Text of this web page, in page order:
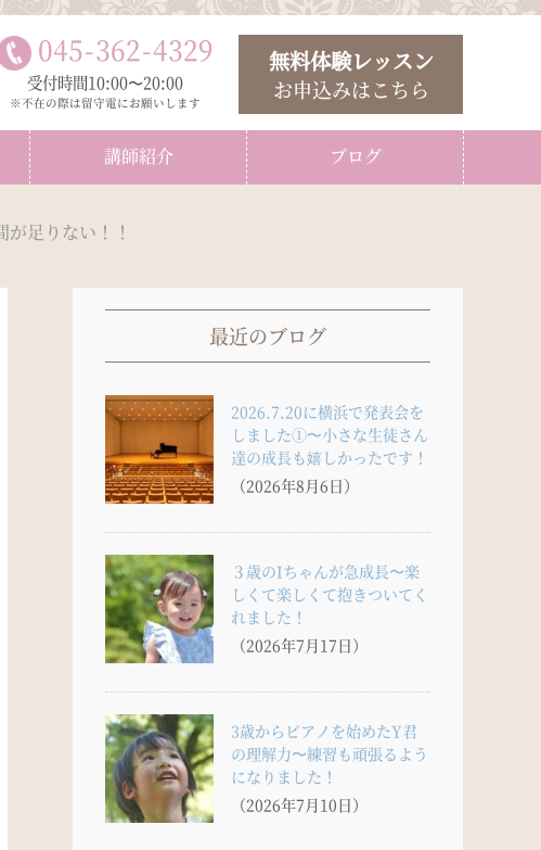
045-362-4329
受付時間10:00〜20:00
※不在の際は留守電にお願いします
無料体験レッスン
お申込みはこちら
講師紹介 ブログ
足りない！！
最近のブログ
2026.7.20に横浜で発表会を
しました①〜小さな生徒さん
達の成長も嬉しかったです！
（2026年8月6日）
３歳のIちゃんが急成長〜楽
しくて楽しくて抱きついてく
れました！
（2026年7月17日）
3歳からピアノを始めたY君
の理解力〜練習も頑張るよう
になりました！
（2026年7月10日）